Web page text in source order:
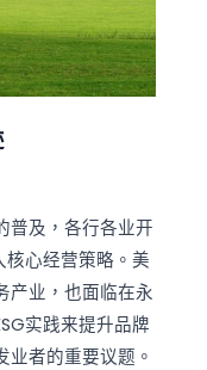
普及，各行各业开
核心经营策略。美
产业，也面临在永
实践来提升品牌
者的重要议题。